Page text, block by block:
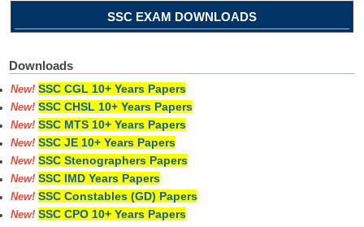
SSC EXAM DOWNLOADS
Downloads
New! SSC CGL 10+ Years Papers
New! SSC CHSL 10+ Years Papers
New! SSC MTS 10+ Years Papers
New! SSC JE 10+ Years Papers
New! SSC Stenographers Papers
New! SSC IMD Years Papers
New! SSC Constables (GD) Papers
New! SSC CPO 10+ Years Papers